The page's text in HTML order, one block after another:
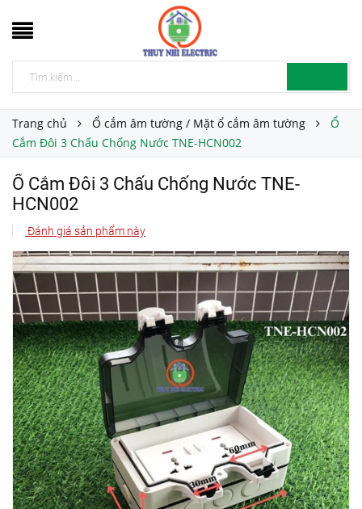
Trang chủ Ổ cắm âm tường / Mặt ổ cắm âm tường
Ổ
Cắm Đôi 3 Chấu Chống Nước TNE-HCN002
Ổ Cắm Đôi 3 Chấu Chống Nước TNE-
HCN002
Đánh giá sản phẩm này